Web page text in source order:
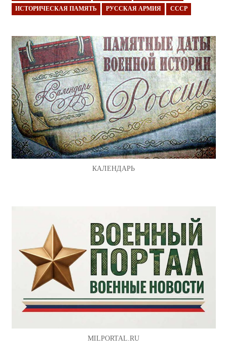
ИСТОРИЧЕСКАЯ ПАМЯТЬ РУССКАЯ АРМИЯ СССР
КАЛЕНДАРЬ
MILPORTAL.RU